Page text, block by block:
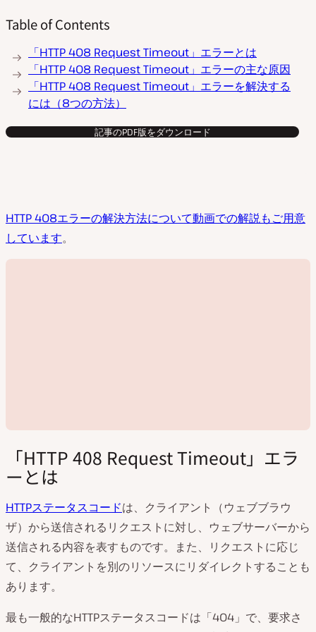
Table of Contents
「HTTP 408 Request Timeout」エラーとは
「HTTP 408 Request Timeout」エラーの主な原因
「HTTP 408 Request Timeout」エラーを解決する
には（8つの方法）
記事のPDF版をダウンロード
HTTP 408エラーの解決方法について動画での解説もご用意
しています。
動
画
を
再
生
「HTTP 408 Request Timeout」エラ
ーとは
HTTPステータスコードは、クライアント（ウェブブラウ
ザ）から送信されるリクエストに対し、ウェブサーバーから
送信される内容を表すものです。また、リクエストに応じ
て、クライアントを別のリソースにリダイレクトすることも
あります。
最も一般的なHTTPステータスコードは「404」で、要求さ